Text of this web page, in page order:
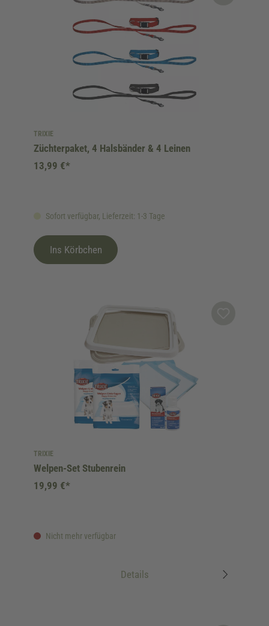
TRIXIE
Züchterpaket, 4 Halsbänder & 4 Leinen
Sofort verfügbar, Lieferzeit: 1-3 Tage
13,99 €*
Ins Körbchen
TRIXIE
Welpen-Set Stubenrein
Nicht mehr verfügbar
19,99 €*
Details